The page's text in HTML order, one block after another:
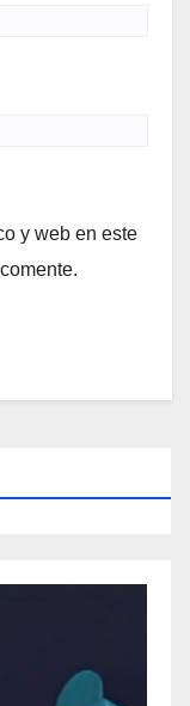
y web en este